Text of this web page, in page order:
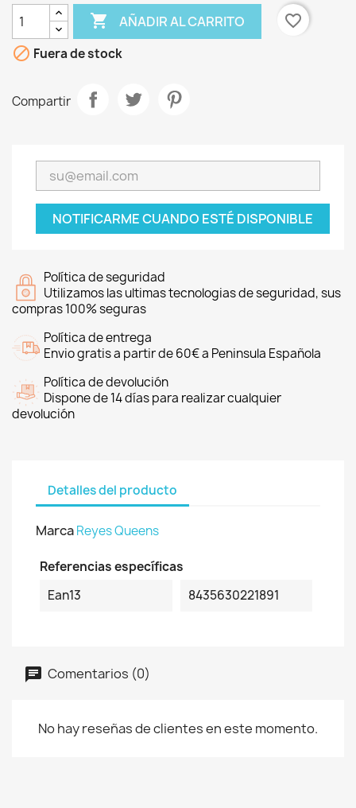
 AÑADIR AL CARRITO
favorite_border
 Fuera de stock
Compartir
NOTIFICARME CUANDO ESTÉ DISPONIBLE
Política de seguridad
Utilizamos las ultimas tecnologias de seguridad, sus
compras 100% seguras
Política de entrega
Envio gratis a partir de 60€ a Peninsula Española
Política de devolución
Dispone de 14 días para realizar cualquier
devolución
Detalles del producto
MarcaReyes Queens
Referencias específicas
Ean13
8435630221891
Comentarios (0)
No hay reseñas de clientes en este momento.